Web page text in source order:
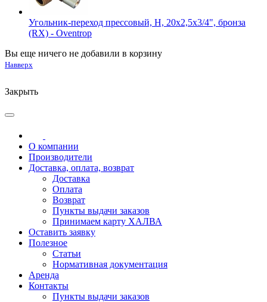
Угольник-переход прессовый, Н, 20x2,5x3/4", бронза
(RX) - Oventrop
Вы еще ничего не добавили в корзину
Навверх
Закрыть
О компании
Производители
Доставка, оплата, возврат
Доставка
Оплата
Возврат
Пункты выдачи заказов
Принимаем карту ХАЛВА
Оставить заявку
Полезное
Статьи
Нормативная документация
Аренда
Контакты
Пункты выдачи заказов